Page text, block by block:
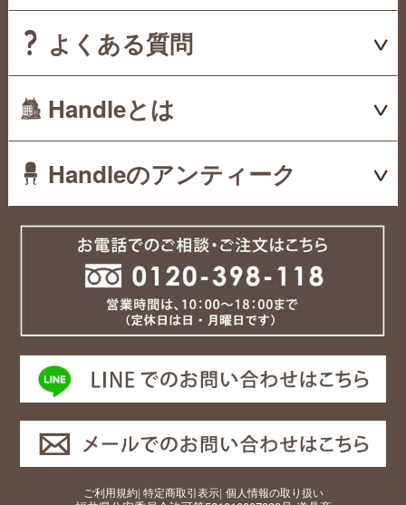
よくある質問
Handleとは
Handleのアンティーク
ご利用規約| 特定商取引表示| 個人情報の取り扱い